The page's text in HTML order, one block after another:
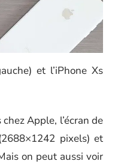
et l’iPhone Xs
Apple, l’écran de
pixels) et
on peut aussi voir